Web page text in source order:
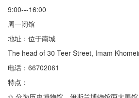
9:00---16:00
周一闭馆
地址：位于南城
The head of 30 Teer Street, Imam
电话： 66702061
特点：